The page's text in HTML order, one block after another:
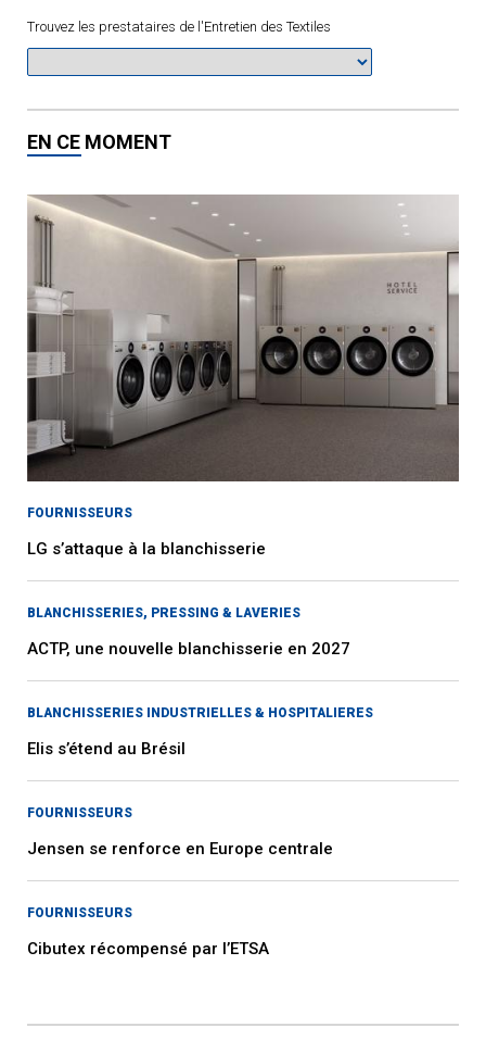
Trouvez les prestataires de l'Entretien des Textiles
EN CE MOMENT
FOURNISSEURS
LG s’attaque à la blanchisserie
BLANCHISSERIES, PRESSING & LAVERIES
ACTP, une nouvelle blanchisserie en 2027
BLANCHISSERIES INDUSTRIELLES & HOSPITALIERES
Elis s’étend au Brésil
FOURNISSEURS
Jensen se renforce en Europe centrale
FOURNISSEURS
Cibutex récompensé par l’ETSA